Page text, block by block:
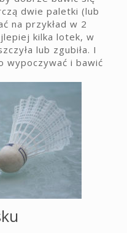
dwie paletki (lub
na przykład w 2
kilka lotek, w
lub zgubiła. I
wypoczywać i bawić